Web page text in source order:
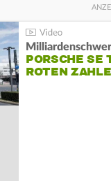
PORSCHE SE
ROTEN